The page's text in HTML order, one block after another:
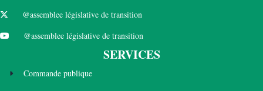
@assemblee législative de transition
@assemblee législative de transition
SERVICES
Commande publique